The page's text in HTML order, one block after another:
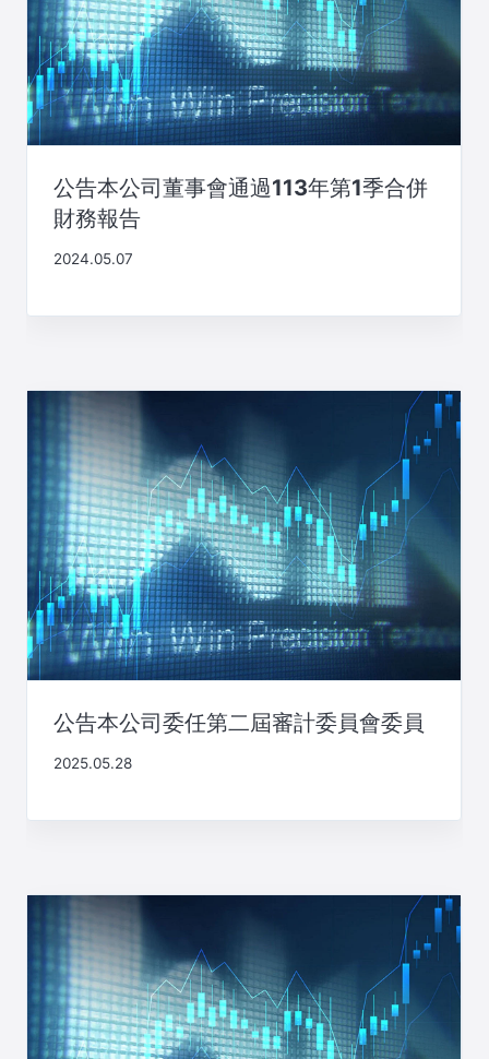
公告本公司董事會通過113年第1季合併
財務報告
2024.05.07
公告本公司委任第二屆審計委員會委員
2025.05.28